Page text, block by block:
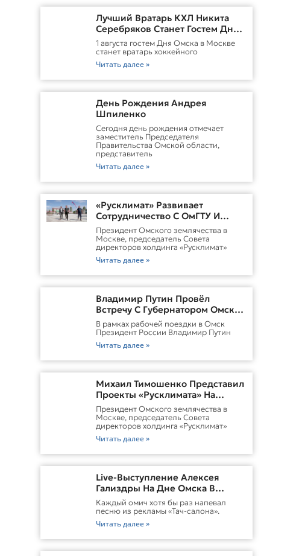
Лучший Вратарь КХЛ Никита
Серебряков Станет Гостем Дня
Омска В Москве
1 августа гостем Дня Омска в Москве
станет вратарь хоккейного
Читать далее »
День Рождения Андрея
Шпиленко
Cегодня день рождения отмечает
заместитель Председателя
Правительства Омской области,
представитель
Читать далее »
«Русклимат» Развивает
Сотрудничество С ОмГТУ И
Участвует В Обновлении
Городской Среды Омска
Президент Омского землячества в
Москве, председатель Совета
директоров холдинга «Русклимат»
Читать далее »
Владимир Путин Провёл
Встречу С Губернатором Омской
Области Виталием
ХоценкоИсточник
В рамках рабочей поездки в Омск
Президент России Владимир Путин
Читать далее »
Михаил Тимошенко Представил
Проекты «Русклимата» На
Форуме России И Казахстана
Президент Омского землячества в
Москве, председатель Совета
директоров холдинга «Русклимат»
Читать далее »
Live-Выступление Алексея
Гализдры На Дне Омска В
Москве
Каждый омич хотя бы раз напевал
песню из рекламы «Тач-салона».
Читать далее »